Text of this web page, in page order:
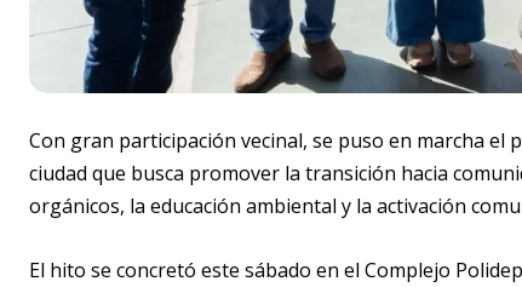
Con gran participación vecinal, se puso en marcha
ciudad que busca promover la transición hacia
orgánicos, la educación ambiental y la activación
El hito se concretó este sábado en el Complejo